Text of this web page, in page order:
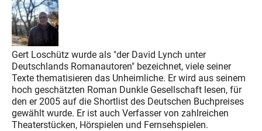
Gert Loschütz wurde als "der David Lynch unter
Deutschlands Romanautoren" bezeichnet, viele seiner
Texte thematisieren das Unheimliche. Er wird aus seinem
hoch geschätzten Roman Dunkle Gesellschaft lesen, für
den er 2005 auf die Shortlist des Deutschen Buchpreises
gewählt wurde. Er ist auch Verfasser von zahlreichen
Theaterstücken, Hörspielen und Fernsehspielen.